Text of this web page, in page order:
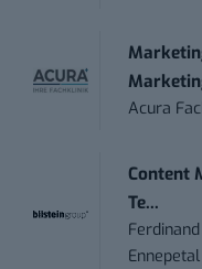
Acura
Content
Te...
Ennepetal